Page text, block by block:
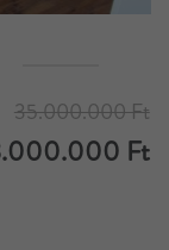
35.000.000 Ft
Ft